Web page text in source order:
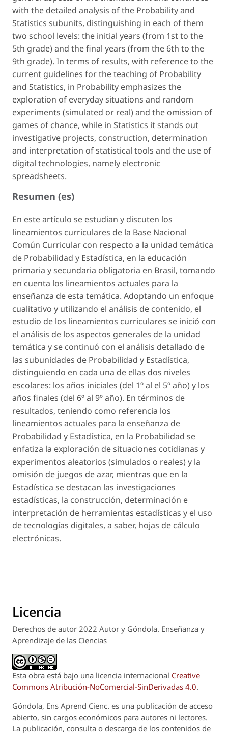
with the detailed analysis of the Probability and
Statistics subunits, distinguishing in each of them
two school levels: the initial years (from 1st to the
5th grade) and the final years (from the 6th to the
9th grade). In terms of results, with reference to the
current guidelines for the teaching of Probability
and Statistics, in Probability emphasizes the
exploration of everyday situations and random
experiments (simulated or real) and the omission of
games of chance, while in Statistics it stands out
investigative projects, construction, determination
and interpretation of statistical tools and the use of
digital technologies, namely electronic
spreadsheets.
Resumen (es)
En este artículo se estudian y discuten los
lineamientos curriculares de la Base Nacional
Común Curricular con respecto a la unidad temática
de Probabilidad y Estadística, en la educación
primaria y secundaria obligatoria en Brasil, tomando
en cuenta los lineamientos actuales para la
enseñanza de esta temática. Adoptando un enfoque
cualitativo y utilizando el análisis de contenido, el
estudio de los lineamientos curriculares se inició con
el análisis de los aspectos generales de la unidad
temática y se continuó con el análisis detallado de
las subunidades de Probabilidad y Estadística,
distinguiendo en cada una de ellas dos niveles
escolares: los años iniciales (del 1º al el 5º año) y los
años finales (del 6º al 9º año). En términos de
resultados, teniendo como referencia los
lineamientos actuales para la enseñanza de
Probabilidad y Estadística, en la Probabilidad se
enfatiza la exploración de situaciones cotidianas y
experimentos aleatorios (simulados o reales) y la
omisión de juegos de azar, mientras que en la
Estadística se destacan las investigaciones
estadísticas, la construcción, determinación e
interpretación de herramientas estadísticas y el uso
de tecnologías digitales, a saber, hojas de cálculo
electrónicas.
Licencia
Derechos de autor 2022 Autor y Góndola. Enseñanza y
Aprendizaje de las Ciencias
Esta obra está bajo una licencia internacional Creative
Commons Atribución-NoComercial-SinDerivadas 4.0.
Góndola, Ens Aprend Cienc. es una publicación de acceso
abierto, sin cargos económicos para autores ni lectores.
La publicación, consulta o descarga de los contenidos de